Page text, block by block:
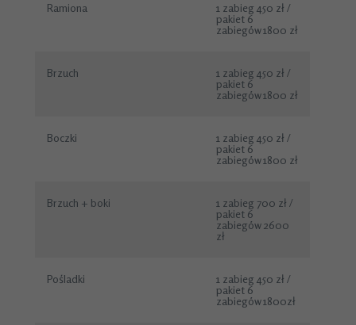
Ramiona
1 zabieg 450 zł /
pakiet 6
zabiegów 1800 zł
Brzuch
1 zabieg 450 zł /
pakiet 6
zabiegów 1800 zł
Boczki
1 zabieg 450 zł /
pakiet 6
zabiegów 1800 zł
Brzuch + boki
1 zabieg 700 zł /
pakiet 6
zabiegów 2600
zł
Pośladki
1 zabieg 450 zł /
pakiet 6
zabiegów 1800zł